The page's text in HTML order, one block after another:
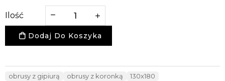
Ilość
Dodaj Do Koszyka
obrusy z gipiurą obrusy z koronką
130x180